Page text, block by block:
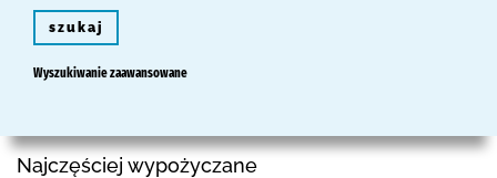
szukaj
Wyszukiwanie zaawansowane
Najczęściej wypożyczane